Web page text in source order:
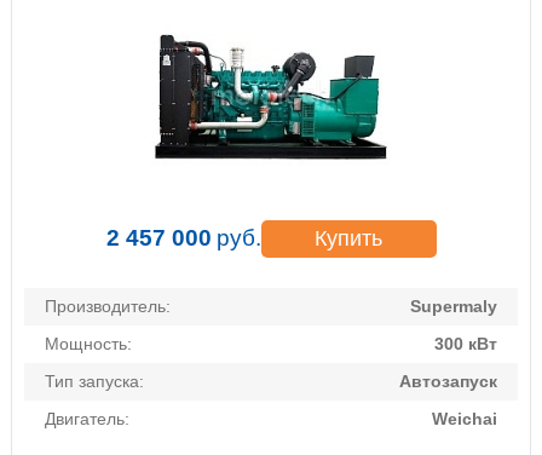
2 457 000 руб. Купить
Производитель:
Supermaly
Мощность:
300 кВт
Тип запуска:
Автозапуск
Двигатель:
Weichai